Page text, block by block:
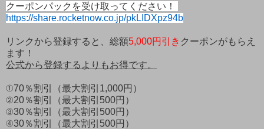
クーポンパックを受け取ってください！
https://share.rocketnow.co.jp/pkLIDXpz94b
リンクから登録すると、総額5,000円引き クーポンがもらえ
ます！
公式から登録するよりもお得です。
①70％割引（最大割引1,000円）
②20％割引（最大割引500円）
③30％割引（最大割引500円）
④30％割引（最大割引500円）